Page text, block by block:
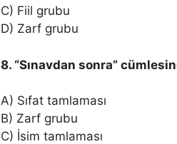
C) Fiil grubu
D) Zarf grubu
8. “Sınavdan sonra”
A) Sıfat tamlaması
B) Zarf grubu
C) İsim tamlaması